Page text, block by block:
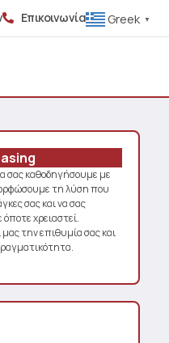
Επικοινωνία Greek ▼
σας καθοδηγήσουμε με
τη λύση που
σας και να σας
χρειαστεί.
την επιθυμία σας και